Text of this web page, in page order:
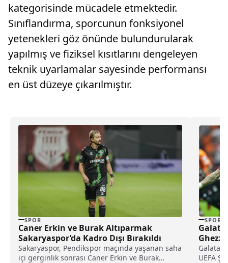
kategorisinde mücadele etmektedir.
Sınıflandırma, sporcunun fonksiyonel
yetenekleri göz önünde bulundurularak
yapılmış ve fiziksel kısıtlarını dengeleyen
teknik uyarlamalar sayesinde performansı
en üst düzeye çıkarılmıştır.
SPOR
Caner Erkin ve Burak Altıparmak
Sakaryaspor’da Kadro Dışı Bırakıldı
Sakaryaspor, Pendikspor maçında yaşanan saha
içi gerginlik sonrası Caner Erkin ve Burak
SPOR
UEFA